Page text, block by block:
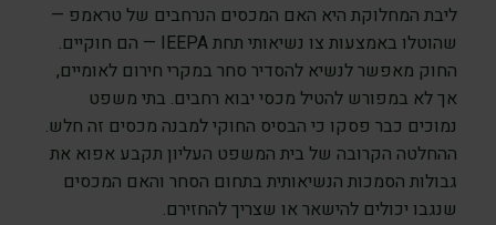
ליבת המחלוקת היא האם המכסים הנרחבים של טראמפ —
שהוטלו באמצעות צו נשיאותי תחת IEEPA — הם חוקיים.
החוק מאפשר לנשיא להסדיר סחר במקרי חירום לאומיים,
אך לא במפורש להטיל מכסי יבוא רחבים. בתי משפט
נמוכים כבר פסקו כי הבסיס החוקי למבנה מכסים זה חלש.
ההחלטה הקרובה של בית המשפט העליון תקבע אפוא את
גבולות הסמכות הנשיאותית בתחום הסחר והאם המכסים
שנגבו יכולים להישאר או שצריך להחזירם.